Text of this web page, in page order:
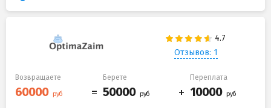
Отзывов: 1
Возвращаете Берете Переплата